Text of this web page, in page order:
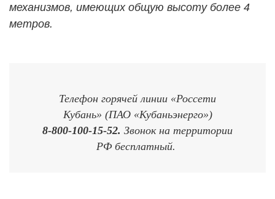
механизмов, имеющих общую высоту более 4
метров.
Телефон горячей линии «Россети
Кубань» (ПАО «Кубаньэнерго»)
8-800-100-15-52. Звонок на территории
РФ бесплатный.